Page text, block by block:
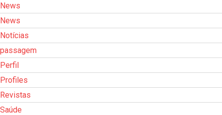
News
News
Notícias
passagem
Perfil
Profiles
Revistas
Saúde